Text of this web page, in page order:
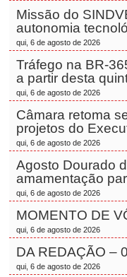
Missão do
autonomia
qui, 6 de agosto de 2026
Tráfego na BR-
a partir desta
qui, 6 de agosto de 2026
Câmara retoma
projetos do
qui, 6 de agosto de 2026
Agosto Dourado
amamentação
qui, 6 de agosto de 2026
MOMENTO DE
qui, 6 de agosto de 2026
DA REDAÇÃO –
qui, 6 de agosto de 2026